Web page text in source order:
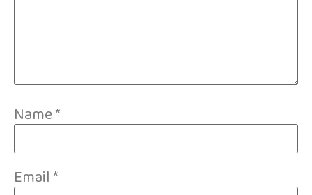
Name*
Email*